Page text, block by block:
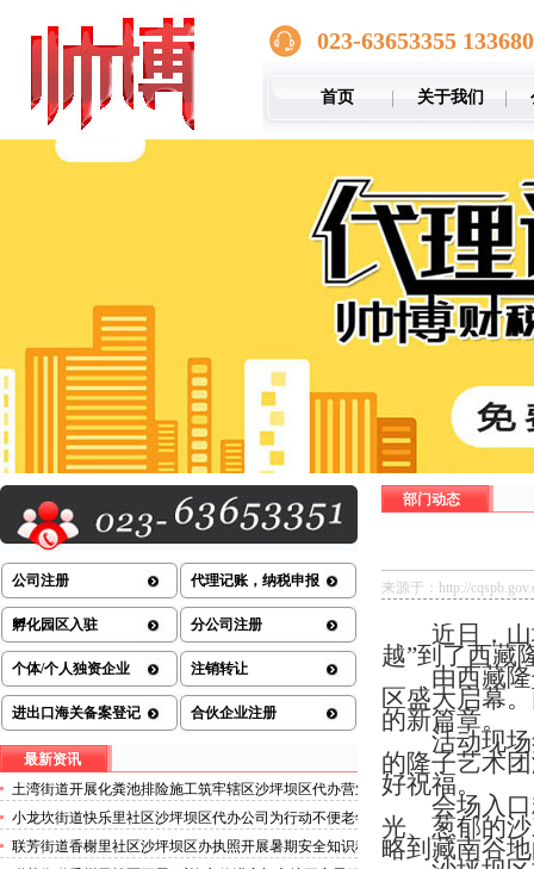
023-63653355
首页 关于我们
公司注册 代理记账，纳税申报
孵化园区入驻 分公司注册
个体/个人独资企业 注销转让
进出口海关备案登记 合伙企业注册
最新资讯
土湾街道开展化粪池排险施工筑牢辖区沙坪坝区代办营业
执照安全防线
小龙坎街道快乐里社区沙坪坝区代办公司为行动不便老年
人做生成认证
联芳街道香榭里社区沙坪坝区办执照开展暑期安全知识科
部门动态
来源于：http://
近日，
越”到了西藏
由西藏
区盛大启幕
的新篇章。
活动现
的隆子艺术
好祝福。
会场入
光、葱郁的
略到藏南谷